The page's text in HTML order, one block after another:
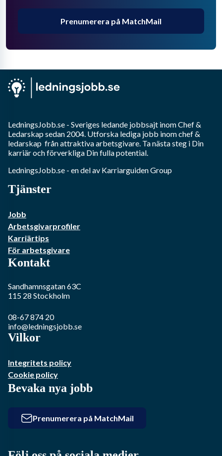
Prenumerera på MatchMail
LedningsJobb.se - Sveriges ledande jobbsajt inomChef &
Ledarskapsedan 2004. Utforska lediga jobb inomchef &
ledarskap från attraktiva arbetsgivare. Ta nästa steg i Din
karriär och förverkliga Din fulla potential.
LedningsJobb.se - en del av Karriarguiden Group
Tjänster
Jobb
Arbetsgivarprofiler
Karriärtips
För arbetsgivare
Kontakt
Sandhamnsgatan 63C
115 28 Stockholm
08-67 874 20
info@ledningsjobb.se
Vilkor
Integritets policy
Cookie policy
Bevaka nya jobb
Prenumerera på MatchMail